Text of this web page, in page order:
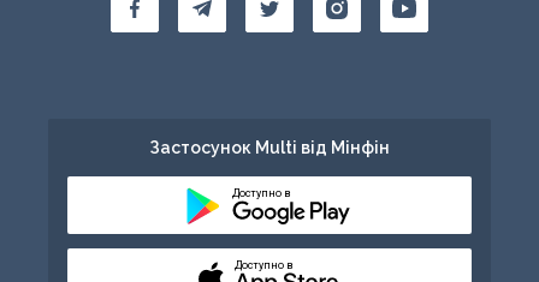
Застосунок Multi від Мінфін
Доступно в
Доступно в